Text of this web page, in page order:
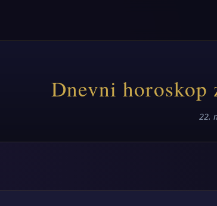
Dnevni horoskop
22.